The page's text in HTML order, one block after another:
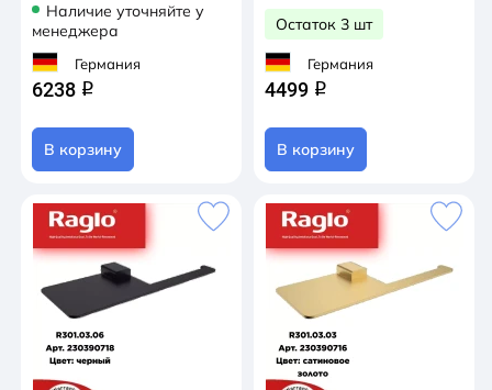
Наличие уточняйте у
менеджера
Германия
6238 q
В корзину
Остаток 3 шт
Германия
4499 q
В корзину